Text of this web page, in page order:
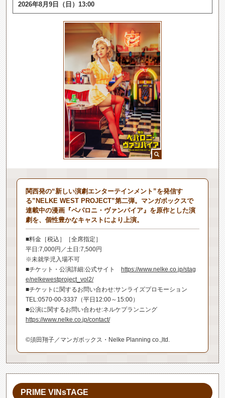
2026年8月9日（日）13:00
関西発の“新しい演劇エンターテインメント”を発信す
る”NELKE WEST PROJECT”第二弾。マンガボックスで
連載中の漫画『ペパロニ・ヴァンパイア』を原作とした演
劇を、個性豊かなキャストにより上演。
■料金［税込］［全席指定］
平日:7,000円／土日:7,500円
※未就学児入場不可
■チケット・公演詳細:公式サイト
https://www.nelke.co.jp/stag
e/nelkewestproject_vol2/
■チケットに関するお問い合わせ:サンライズプロモーション
TEL:0570-00-3337（平日12:00～15:00）
■公演に関するお問い合わせ:ネルケプランニング
https://www.nelke.co.jp/contact/
©須田翔子／マンガボックス・Nelke Planning co.,ltd.
PRIME VINsTAGE